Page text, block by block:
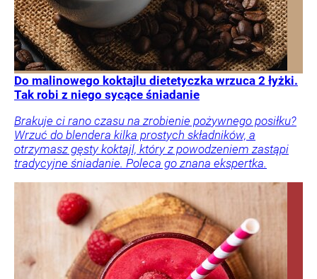
Do malinowego koktajlu dietetyczka wrzuca 2 łyżki.
Tak robi z niego sycące śniadanie
Brakuje ci rano czasu na zrobienie pożywnego posiłku?
Wrzuć do blendera kilka prostych składników, a
otrzymasz gęsty koktajl, który z powodzeniem zastąpi
tradycyjne śniadanie. Poleca go znana ekspertka.